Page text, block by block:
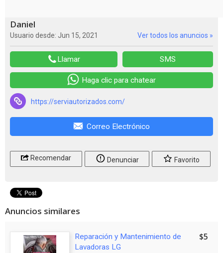
Daniel
Usuario desde: Jun 15, 2021 Ver todos los anuncios »
Llamar SMS
Haga clic para chatear
https://serviautorizados.com/
Correo Electrónico
Recomendar Denunciar Favorito
Anuncios similares
Reparación y Mantenimiento de
Lavadoras LG
$5